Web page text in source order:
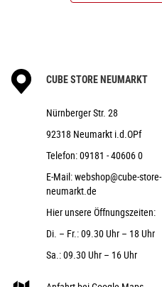
CUBE STORE NEUMARKT
Nürnberger Str. 28
92318 Neumarkt i.d.OPf
Telefon:09181 - 40606 0
E-Mail:webshop@cube-store-
neumarkt.de
Hier unsere Öffnungszeiten:
Di. – Fr.: 09.30 Uhr – 18 Uhr
Sa.: 09.30 Uhr – 16 Uhr